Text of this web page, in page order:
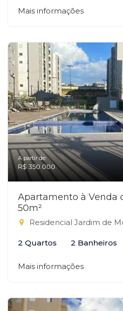
Mais informações
A partir de:
R$ 350.000
Apartamento à Venda
50m²
Residencial Jardim de
2 Quartos 2 Banheiros
Mais informações